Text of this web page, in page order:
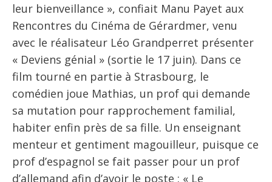
leur bienveillance », confiait Manu Payet aux
Rencontres du Cinéma de Gérardmer, venu
avec le réalisateur Léo Grandperret présenter
« Deviens génial » (sortie le 17 juin). Dans ce
film tourné en partie à Strasbourg, le
comédien joue Mathias, un prof qui demande
sa mutation pour rapprochement familial,
habiter enfin près de sa fille. Un enseignant
menteur et gentiment magouilleur, puisque ce
prof d’espagnol se fait passer pour un prof
d’allemand afin d’avoir le poste : « Le